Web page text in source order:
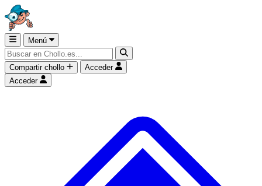
Menú
Compartir chollo
Acceder
Acceder